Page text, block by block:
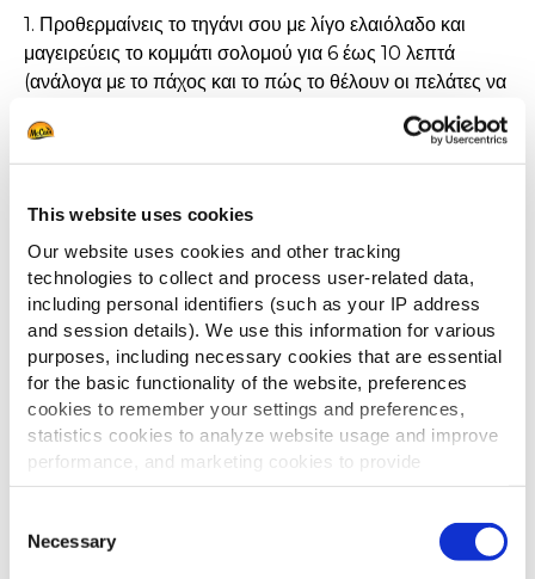
This website uses cookies
Our website uses cookies and other tracking
technologies to collect and process user-related data,
including personal identifiers (such as your IP address
and session details). We use this information for various
purposes, including necessary cookies that are essential
for the basic functionality of the website, preferences
cookies to remember your settings and preferences,
statistics cookies to analyze website usage and improve
performance, and marketing cookies to provide
personalized content and advertising.
By clicking 'Allow all cookies', you consent to the use of
all cookies. If you'd like to customize your preferences,
Selection
Necessary
1. Προθερμαίνεις το τηγάνι σου με λίγο ελαιόλαδο και
μαγειρεύεις το κομμάτι σολομού για 6 έως 10 λεπτά
(ανάλογα με το πάχος και το πώς το θέλουν οι πελάτες να
μαγειρευτεί). Μην ξεχάσεις να το καρυκεύσεις με αλάτι και
πιπέρι.
τα ντοματίνια και σε φέτες το αγγούρι και το κρεμμύδις.
3. Πριν ολοκληρωθεί το ψήσιμο του σολομού,
προετοίμασε Veggie Fries στη φριτέζα για 2 λεπτά 30
στους 175°C.
4. Προετοίμασε το burger τοποθετώντας αρχικά τη
σάλτσα στο ψωμάκι, έπειτα τη σαλάτα, τις ντομάτες, το
σολομό, τη φέτα τσένταρ, τα κόκκινα κρεμμύδια, το
αγγούρι και ξανά τη σάλτσα για τους «αχόρταγους».
Ολοκλήρωσε τη διαδικασία τοποθετώντας και το δεύτερο